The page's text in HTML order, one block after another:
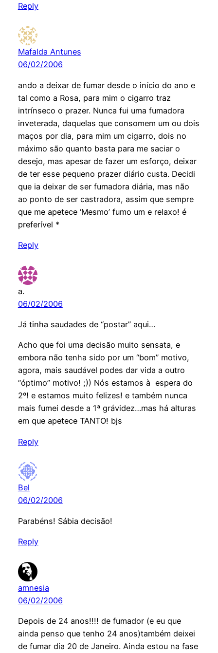
Reply
Mafalda Antunes
06/02/2006
ando a deixar de fumar desde o início do ano e
tal como a Rosa, para mim o cigarro traz
intrínseco o prazer. Nunca fui uma fumadora
inveterada, daquelas que consomem um ou dois
maços por dia, para mim um cigarro, dois no
máximo são quanto basta para me saciar o
desejo, mas apesar de fazer um esforço, deixar
de ter esse pequeno prazer diário custa. Decidi
que ia deixar de ser fumadora diária, mas não
ao ponto de ser castradora, assim que sempre
que me apetece ‘Mesmo’ fumo um e relaxo! é
preferível *
Reply
a.
06/02/2006
Já tinha saudades de “postar” aqui…
Acho que foi uma decisão muito sensata, e
embora não tenha sido por um “bom” motivo,
agora, mais saudável podes dar vida a outro
“óptimo” motivo! ;)) Nós estamos à espera do
2º! e estamos muito felizes! e também nunca
mais fumei desde a 1ª grávidez…mas há alturas
em que apetece TANTO! bjs
Reply
Bel
06/02/2006
Parabéns! Sábia decisão!
Reply
amnesia
06/02/2006
Depois de 24 anos!!!! de fumador (e eu que
ainda penso que tenho 24 anos)também deixei
de fumar dia 20 de Janeiro. Ainda estou na fase